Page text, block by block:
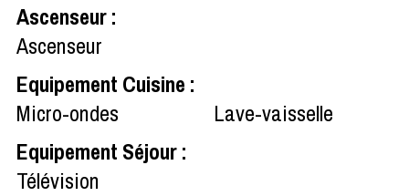
Ascenseur:
Ascenseur
Equipement Cuisine :
Micro-ondes
Lave-vaisselle
Equipement Séjour:
Télévision